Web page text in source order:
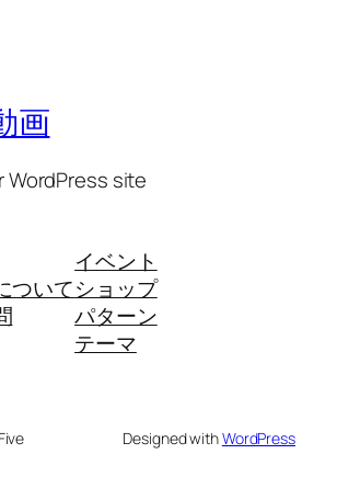
画
site
ついて
イベント
ショップ
パターン
テーマ
Designed withWordPress